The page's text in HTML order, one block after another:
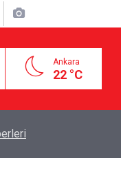
Ankara
22 °C
yargıya taşındı!